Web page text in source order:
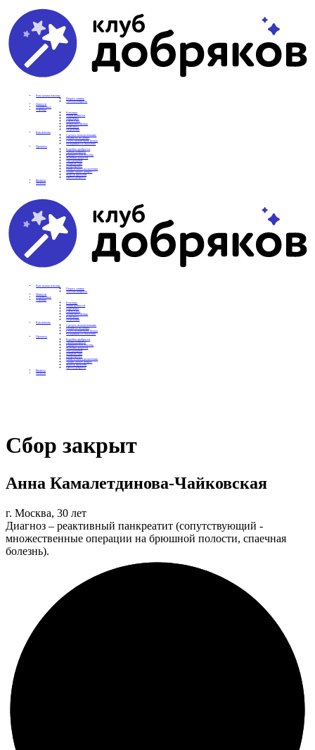
Вам нужна помощь
Подать заявку
Частые вопросы
Новости
Подопечные
О фонде
Команда
Наши ценности
Партнеры
СМИ о нас
Реквизиты фонда
Контакты
Отделения
Как помочь
Сделать пожертвование
Подписка на добро
Стать волонтером фонда
Вечеринки со смыслом
Проекты
Коробка храбрости
Уроки Доброты
Юридическая помощь
Мамины радости
Автодобряки
Добрый торт
Добропробег
Няни особого назначения
Акция «Букет добра»
Фактор времени
Цветы доброты
Бизнесу
Отчеты
Вам нужна помощь
Подать заявку
Частые вопросы
Новости
Подопечные
О фонде
Команда
Наши ценности
Партнеры
СМИ о нас
Реквизиты фонда
Контакты
Отделения
Как помочь
Сделать пожертвование
Подписка на добро
Стать волонтером фонда
Вечеринки со смыслом
Проекты
Коробка храбрости
Уроки Доброты
Юридическая помощь
Мамины радости
Автодобряки
Добрый торт
Добропробег
Няни особого назначения
Акция «Букет добра»
Фактор времени
Цветы доброты
Бизнесу
Отчеты
Сбор закрыт
Анна Камалетдинова-Чайковская
г. Москва, 30 лет
Диагноз – реактивный панкреатит (сопутствующий -
множественные операции на брюшной полости, спаечная
болезнь).